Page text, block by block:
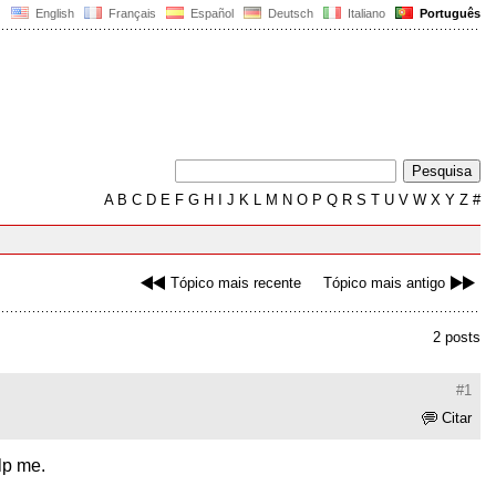
English Français Español Deutsch Italiano Português
AB C D E F G H J K L M N O P Q R S T U V W X Y Z #
Tópico mais recente Tópico mais antigo
2 posts
#1
Citar
me.